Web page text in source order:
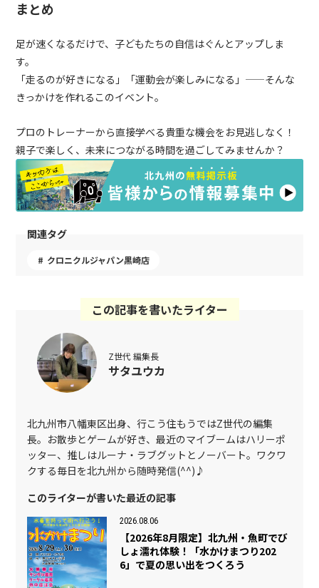
まとめ
足が速くなるだけで、子どもたちの自信はぐんとアップしま
す。
「走るのが好きになる」「運動会が楽しみになる」——そんな
きっかけを作れるこのイベント。
プロのトレーナーから直接学べる貴重な機会をお見逃しなく！
親子で楽しく、未来につながる時間を過ごしてみませんか？
関連タグ
クロニクルジャパン黒崎店
この記事を書いたライター
Z世代 編集長
サタユウカ
北九州市八幡東区出身、行こう住もうではZ世代の編集
長。お散歩とゲームが好き、最近のマイブームはハリーポ
ッター、推しはルーナ・ラブグットとノーバート。ワクワ
クする毎日を北九州から随時発信(^^)♪
このライターが書いた最近の記事
2026.08.06
【2026年8月限定】北九州・魚町でび
しょ濡れ体験！「水かけまつり202
6」で夏の思い出をつくろう